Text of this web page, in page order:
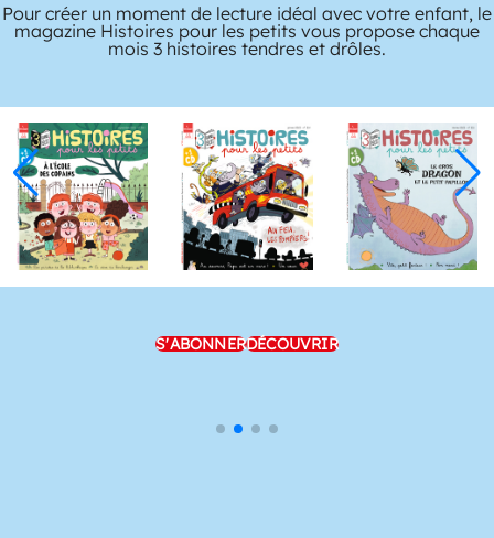
Pour créer un moment de lecture idéal avec votre enfant, le
magazine Histoires pour les petits vous propose chaque
mois 3 histoires tendres et drôles.
S'ABONNERDÉCOUVRIR